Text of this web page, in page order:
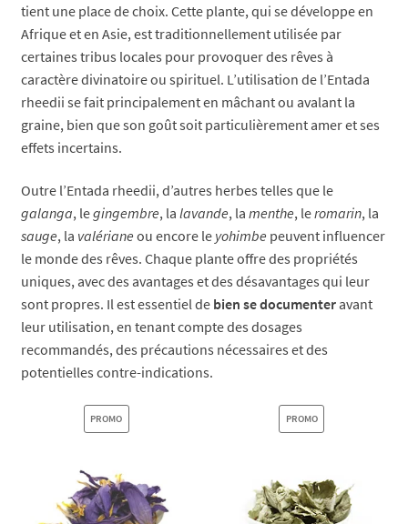
tient une place de choix. Cette plante, qui se développe en
Afrique et en Asie, est traditionnellement utilisée par
certaines tribus locales pour provoquer des rêves à
caractère divinatoire ou spirituel. L’utilisation de l’Entada
rheedii se fait principalement en mâchant ou avalant la
graine, bien que son goût soit particulièrement amer et ses
effets incertains.
Outre l’Entada rheedii, d’autres herbes telles que le
galanga, legingembre, la lavande, la menthe, leromarin, la
sauge, la valériane ou encore le yohimbe peuvent influencer
le monde des rêves. Chaque plante offre des propriétés
uniques, avec des avantages et des désavantages qui leur
sont propres. Il est essentiel de bien se documenteravant
leur utilisation, en tenant compte des dosages
recommandés, des précautions nécessaires et des
potentielles contre-indications.
PROMOPRODUIT
PROMOPRODUIT